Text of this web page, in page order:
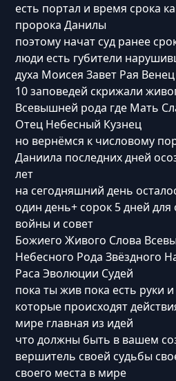
есть портал и время срока
пророка Данилы
поэтому начат суд ранее
люди есть губители
духа Моисея Завет Рая Венец
10 заповедей скрижали
Всевышней рода где Мать
Отец Небесный Кузнец
но вернёмся к числовому
Даниила последних дней
лет
на сегодняшний день
один день+ сорок 5 дней для
войны и совет
Божиего Живого Слова
Небесного Рода Звёздного
Раса Эволюции Судей
пока ты жив пока есть руки
которые происходят
мире главная из идей
что должны быть в вашем
вершитель своей судьбы
своего места в мире